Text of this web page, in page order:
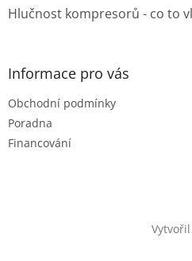
Hlučnost kompresorů - co to
Informace pro vás
Obchodní podmínky
Poradna
Financování